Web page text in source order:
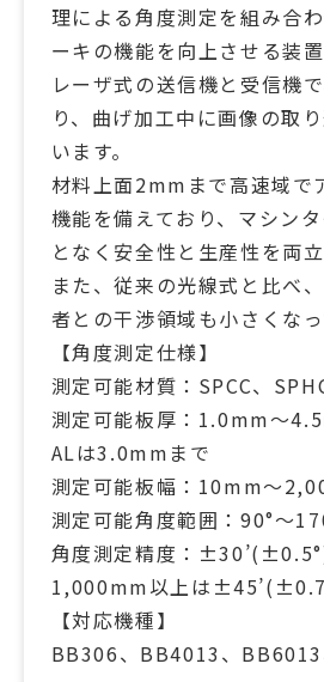
理による角度測定を組み合
ーキの機能を向上させる装置
レーザ式の送信機と受信機
り、曲げ加工中に画像の取
います。
材料上面2mmまで高速域で
機能を備えており、マシン
となく安全性と生産性を両立
また、従来の光線式と比べ
者との干渉領域も小さくなっ
【角度測定仕様】
測定可能材質：SPCC、
測定可能板厚：1.0mm～
ALは3.0mmまで
測定可能板幅：10mm～
測定可能角度範囲：90°～
角度測定精度：
1,000mm以上は
【対応機種】
BB306、BB4013、